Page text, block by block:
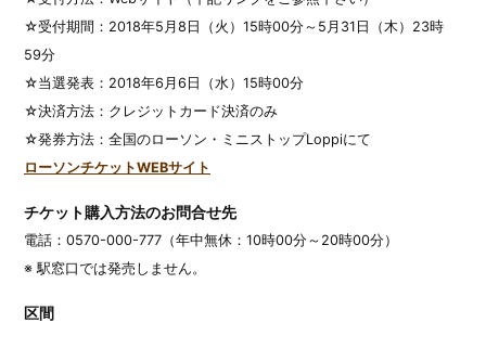
☆受付期間：2018年5月8日（火）15時00分～5月31日（木）23時
59分
☆当選発表：2018年6月6日（水）15時00分
☆決済方法：クレジットカード決済のみ
☆発券方法：全国のローソン・ミニストップLoppiにて
ローソンチケットWEBサイト
チケット購入方法のお問合せ先
電話：0570-000-777（年中無休：10時00分～20時00分）
※ 駅窓口では発売しません。
区間